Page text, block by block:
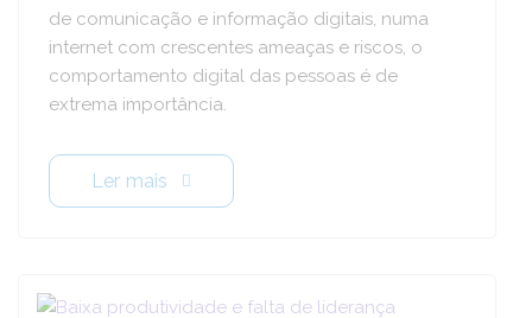
de comunicação e informação digitais, numa
internet com crescentes ameaças e riscos, o
comportamento digital das pessoas é de
extrema importância.
Ler mais